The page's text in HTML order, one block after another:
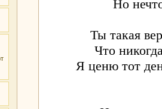
Но
Ты такая
Что
Я ценю тот